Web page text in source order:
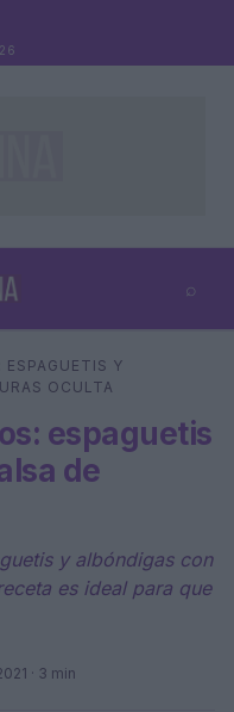
⌕
Y
OCULTA
espaguetis
de
y albóndigas con
es ideal para que
· 3 min